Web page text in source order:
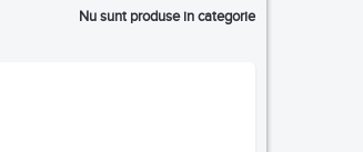
Nu sunt produse in categorie